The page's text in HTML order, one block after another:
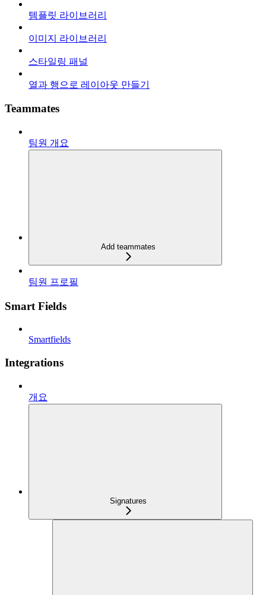
템플릿 라이브러리
이미지 라이브러리
스타일링 패널
열과 행으로 레이아웃 만들기
Teammates
팀원 개요
Add teammates
팀원 프로필
Smart Fields
Smartfields
Integrations
개요
Signatures